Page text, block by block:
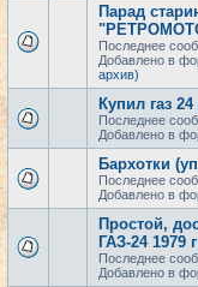
Парад
Последнее
Добавлено в
архив)
Купил газ
Последнее
Добавлено в
Бархотки
Последнее
Добавлено в
Простой,
ГАЗ-24 1979 г
Последнее
Добавлено в